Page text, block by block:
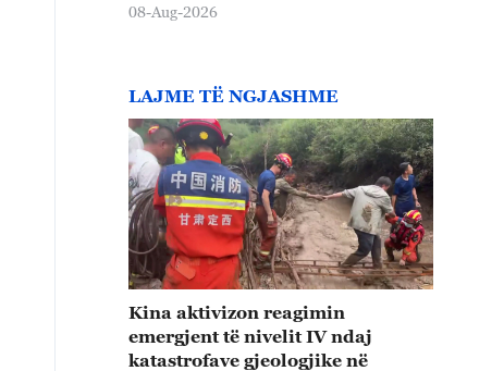
08-Aug-2026
LAJME TË NGJASHME
Kina aktivizon reagimin
emergjent të nivelit IV ndaj
katastrofave gjeologjike në